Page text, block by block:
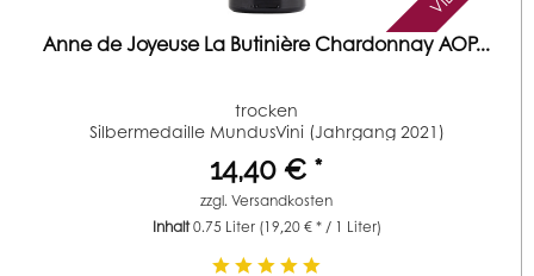
Anne de Joyeuse La Butinière Chardonnay AOP...
trocken
Silbermedaille MundusVini (Jahrgang 2021)
14,40 € *
zzgl.Versandkosten
Inhalt0.75 Liter (19,20 € * / 1 Liter)